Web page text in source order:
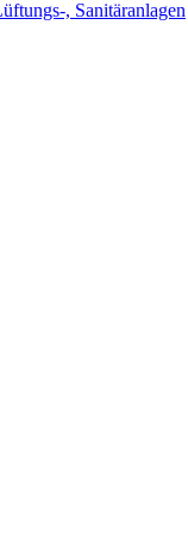
, Sanitäranlagen